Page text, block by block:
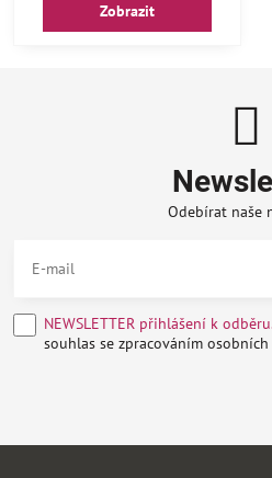
Zobrazit
Odebírat naše
NEWSLETTER přihlášení k odběru.
souhlas se